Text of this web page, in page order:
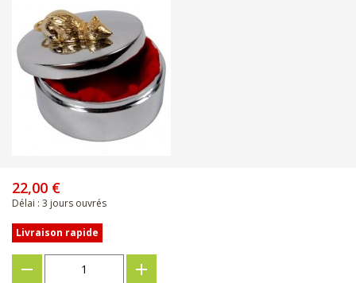
22,00 €
Délai : 3 jours ouvrés
Livraison rapide